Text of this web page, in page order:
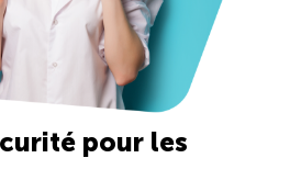
pour les